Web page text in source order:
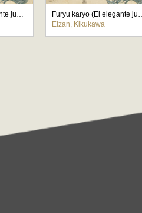
Furyu karyo (El elegante juego del cazador)
Furyu karyo (El
Eizan, Kikukawa